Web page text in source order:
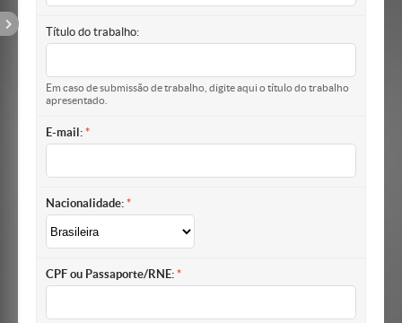
Título do trabalho:
Em caso de submissão de trabalho, digite aqui o título do trabalho
apresentado.
E-mail:
Nacionalidade:
CPF ou Passaporte/RNE: